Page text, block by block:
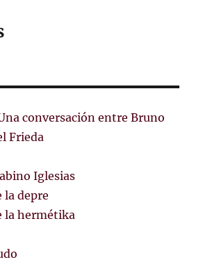
conversación entre Bruno
Frieda
Iglesias
la depre
la hermétika